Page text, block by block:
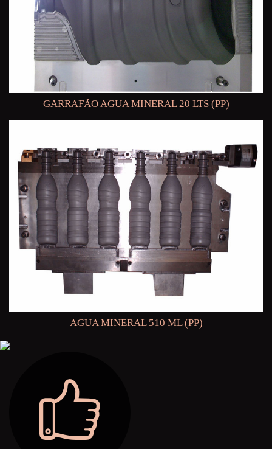
GARRAFÃO AGUA MINERAL 20 LTS (PP)
AGUA MINERAL 510 ML (PP)